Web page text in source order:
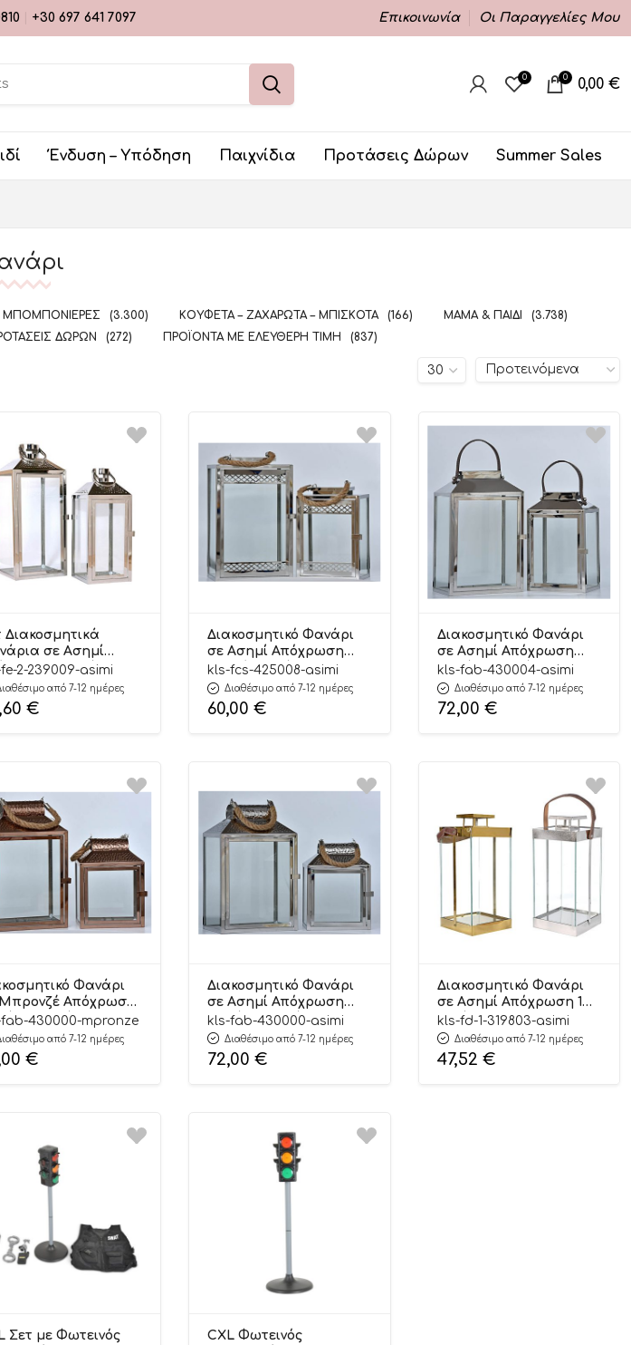
+30 697 641 7097 Επικοινωνία Οι Παραγγελίες Μου
0 0 0,00 €
Ένδυση – Υπόδηση Παιχνίδια Προτάσεις Δώρων Summer Sales
ΜΠΟΜΠΟΝΙΈΡΕΣ (3.300) ΚΟΥΦΈΤΑ – ΖΑΧΑΡΩΤΆ – ΜΠΙΣΚΌΤΑ (166) ΜΑΜΆ & ΠΑΙΔΊ
(3.738)
ΔΏΡΩΝ (272) ΠΡΟΪΌΝΤΑ ΜΕ ΕΛΕΎΘΕΡΗ ΤΙΜΉ (837)
Διακοσμητικά
σε Ασημί
2 Τεμάχια
(14x14x35εκ)
2/239009 Kaliso
2-239009-asimi
από 7-12 ημέρες
€
Διακοσμητικό Φανάρι
σε Ασημί Απόχρωση
Μικρό 1 Τεμάχιο |
FCS/425008 Kaliso
kls-fcs-425008-asimi
Διαθέσιμο από 7-12 ημέρες
60,00 €
Διακοσμητικό Φανάρι
σε Ασημί Απόχρωση
Μεγάλο 1 Τεμάχιο
(40x25x19εκ) |
FBB/430004 Kaliso
kls-fab-430004-asimi
Διαθέσιμο από 7-12 ημέρες
72,00 €
Φανάρι
Απόχρωση
1 Τεμάχιο
|
430000 Kaliso
430000-mpronze
από 7-12 ημέρες
€
Διακοσμητικό Φανάρι
σε Ασημί Απόχρωση
Μεγάλο 1 Τεμάχιο
(42x26x18εκ) |
FAB/430000 Kaliso
kls-fab-430000-asimi
Διαθέσιμο από 7-12 ημέρες
72,00 €
Διακοσμητικό Φανάρι
σε Ασημί Απόχρωση 1
Τεμάχιο (36x16x16εκ) |
FD/1/319803 Kaliso
kls-fd-1-319803-asimi
Διαθέσιμο από 7-12 ημέρες
47,52 €
Σετ με Φωτεινός
CXL Φωτεινός